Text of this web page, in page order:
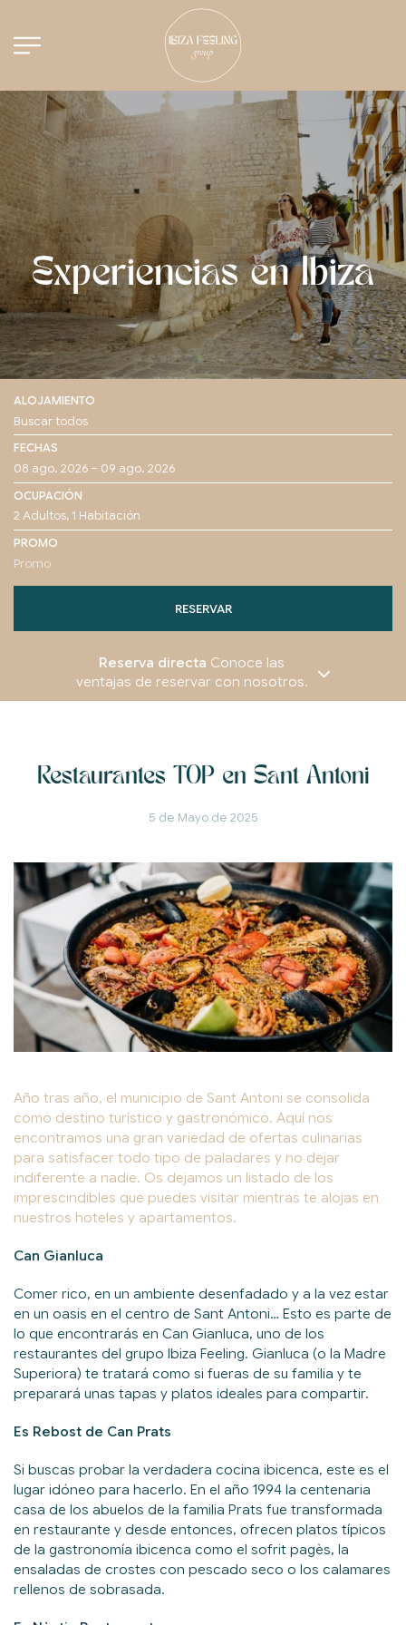
Experiencias en Ibiza
ALOJAMIENTO
FECHAS
OCUPACIÓN
PROMO
RESERVAR
Reserva directa Conoce las
ventajas de reservar con nosotros.
Restaurantes TOP en Sant Antoni
5 de Mayo de 2025
Año tras año, el municipio de Sant Antoni se consolida
como destino turístico y gastronómico. Aquí nos
encontramos una gran variedad de ofertas culinarias
para satisfacer todo tipo de paladares y no dejar
indiferente a nadie. Os dejamos un listado de los
imprescindibles que puedes visitar mientras te alojas en
nuestros hoteles y apartamentos.
Can Gianluca
Comer rico, en un ambiente desenfadado y a la vez estar
en un oasis en el centro de Sant Antoni… Esto es parte de
lo que encontrarás en Can Gianluca, uno de los
restaurantes del grupo Ibiza Feeling. Gianluca (o la Madre
Superiora) te tratará como si fueras de su familia y te
preparará unas tapas y platos ideales para compartir.
Es Rebost de Can Prats
Si buscas probar la verdadera cocina ibicenca, este es el
lugar idóneo para hacerlo. En el año 1994 la centenaria
casa de los abuelos de la familia Prats fue transformada
en restaurante y desde entonces, ofrecen platos típicos
de la gastronomía ibicenca como el sofrit pagès, la
ensaladas de crostes con pescado seco o los calamares
rellenos de sobrasada.